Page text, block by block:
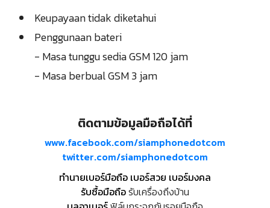
Keupayaan tidak diketahui
Penggunaan bateri
- Masa tunggu sedia GSM 120 jam
- Masa berbual GSM 3 jam
ติดตามข้อมูลมือถือได้ที่
www.facebook.com/siamphonedotcom
twitter.com/siamphonedotcom
ทำนายเบอร์มือถือ เบอร์สวย เบอร์มงคล
รับซื้อมือถือรับเครื่องถึงบ้าน